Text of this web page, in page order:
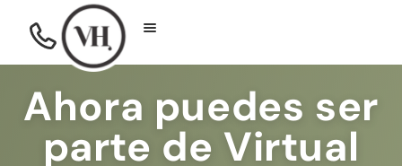
Ahora puedes ser
parte de Virtual